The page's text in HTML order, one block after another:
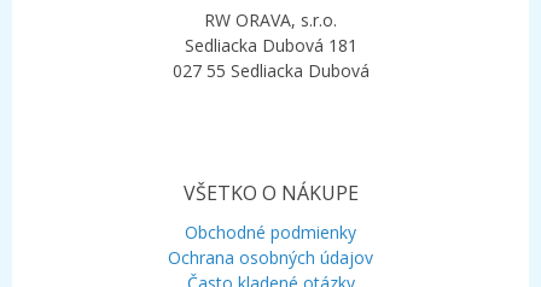
RW ORAVA, s.r.o.
Sedliacka Dubová 181
027 55 Sedliacka Dubová
VŠETKO O NÁKUPE
Obchodné podmienky
Ochrana osobných údajov